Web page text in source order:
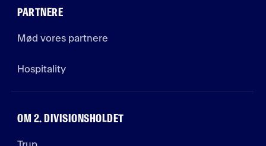
PARTNERE
Mød vores partnere
Hospitality
OM 2. DIVISIONSHOLDET